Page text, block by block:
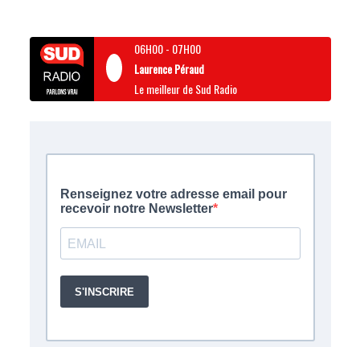
06H00- 07H00
Laurence Péraud
Le meilleur de Sud Radio